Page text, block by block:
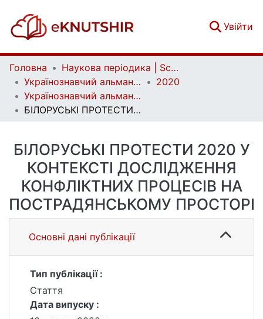
Увійти
Головна
Наукова періодика | Scientific periodicals
Українознавчий альманах | Almanac of Ukrainian Studies
2020
Українознавчий альманах. Випуск 27
БІЛОРУСЬКІ ПРОТЕСТИ 2020 У КОНТЕКСТІ ДОСЛІДЖЕННЯ КОНФЛІКТНИХ ПРОЦЕСІВ НА ПОСТРАДЯНСЬКОМУ ПРОСТОРІ
БІЛОРУСЬКІ ПРОТЕСТИ 2020 У
КОНТЕКСТІ ДОСЛІДЖЕННЯ
КОНФЛІКТНИХ ПРОЦЕСІВ НА
ПОСТРАДЯНСЬКОМУ ПРОСТОРІ
Основні дані публікації
Тип публікації :
Стаття
Дата випуску :